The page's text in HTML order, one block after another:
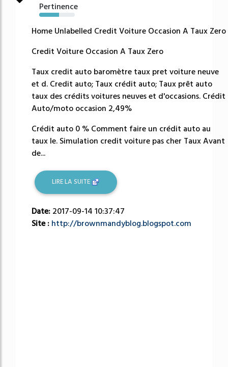
Pertinence
56%
Home Unlabelled Credit Voiture Occasion A Taux Zero
Credit Voiture Occasion A Taux Zero
Taux credit auto baromètre taux pret voiture neuve
et d. Credit auto; Taux crédit auto; Taux prêt auto
taux des crédits voitures neuves et d'occasions. Crédit
Auto/moto occasion 2,49%
Crédit auto 0 % Comment faire un crédit auto au
taux le. Simulation credit voiture pas cher Taux Avant
de...
LIRE LA SUITE
Date: 2017-09-14 10:37:47
Site : http://brownmandyblog.blogspot.com